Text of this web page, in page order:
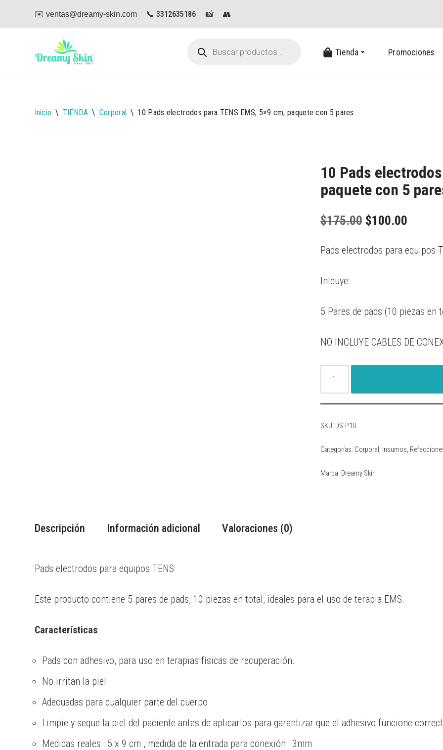
Saltar
contenido
✉️ ventas@dreamy-skin.com 📞 3312635186📸 👥
Tienda Promociones
Inicio \ TIENDA \ Corporal \ 10 Pads electrodos para TENS EMS, 5×9 cm, paquete con 5 pares
10 Pads
paquete con 5
$175.00 $100.00
Pads electrodos para equipos
Inlcuye:
5 Pares de pads (10 piezas en
NO INCLUYE CABLES DE
SKU: DS-P10
Categorías: Corporal , Insumos,
Marca: Dreamy Skin
Descripción Información adicional Valoraciones (0)
Pads electrodos para equipos TENS
Este producto contiene 5 pares de pads, 10 piezas en total, ideales para el uso de terapia EMS.
Características:
Pads con adhesivo, para uso en terapias físicas de recuperación.
No irritan la piel
Adecuadas para cualquier parte del cuerpo
Limpie y seque la piel del paciente antes de aplicarlos para garantizar que el adhesivo funcione
Medidas reales : 5 x 9 cm , medida de la entrada para conexión : 3mm